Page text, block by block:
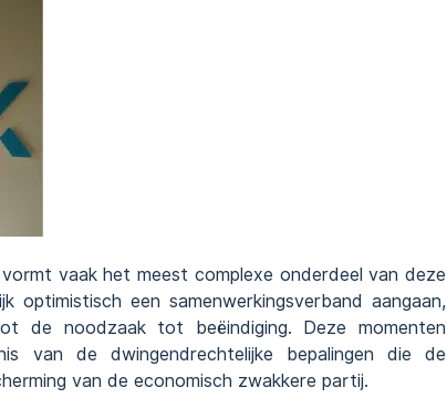
vormt vaak het meest complexe onderdeel van deze
optimistisch een samenwerkingsverband aangaan,
de noodzaak tot beëindiging. Deze momenten
van de dwingendrechtelijke bepalingen die de
van de economisch zwakkere partij.